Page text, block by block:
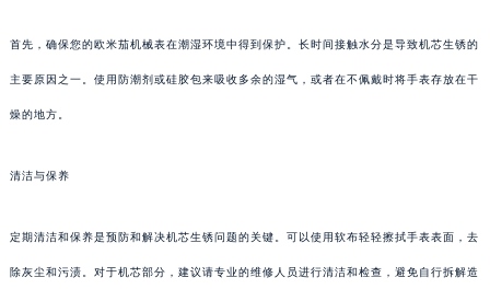
首先，确保您的欧米茄机械表在潮湿环境中得到保护。长时间接触水分是导致机芯生锈的
主要原因之一。使用防潮剂或硅胶包来吸收多余的湿气，或者在不佩戴时将手表存放在干
燥的地方。
清洁与保养
定期清洁和保养是预防和解决机芯生锈问题的关键。可以使用软布轻轻擦拭手表表面，去
除灰尘和污渍。对于机芯部分，建议请专业的维修人员进行清洁和检查，避免自行拆解造